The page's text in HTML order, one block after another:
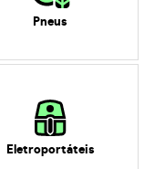
Pneus
Eletroportáteis